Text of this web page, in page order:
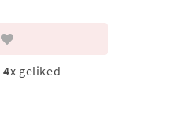
4x geliked